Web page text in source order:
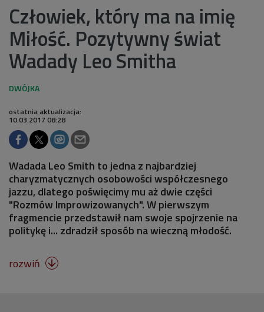
Człowiek, który ma na imię
Miłość. Pozytywny świat
Wadady Leo Smitha
ostatnia aktualizacja:
10.03.2017 08:28
Wadada Leo Smith to jedna z najbardziej
charyzmatycznych osobowości współczesnego
jazzu, dlatego poświęcimy mu aż dwie części
"Rozmów Improwizowanych". W pierwszym
fragmencie przedstawił nam swoje spojrzenie na
politykę i... zdradził sposób na wieczną młodość.
rozwiń 